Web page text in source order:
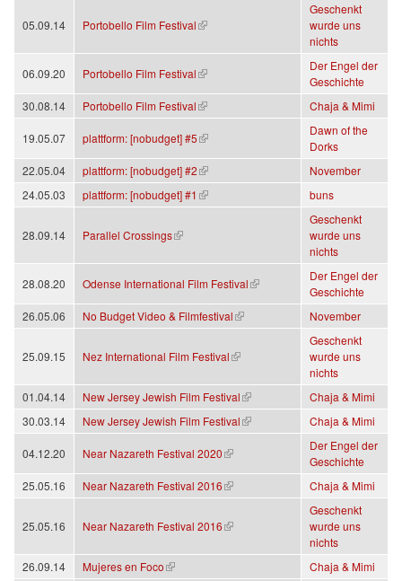
05.09.14 Portobello Film Festival
(Link ist extern)
Geschenkt
wurde uns
nichts
06.09.20 Portobello Film Festival
(Link ist extern)
Der Engel der
Geschichte
30.08.14
Portobello Film Festival
(Link ist extern) Chaja & Mimi
19.05.07 plattform: [nobudget] #5
(Link ist extern)
Dawn of the
Dorks
22.05.04
plattform: [nobudget] #2
(Link ist extern)
November
24.05.03
plattform: [nobudget] #1
(Link ist extern) buns
28.09.14 Parallel Crossings
(Link ist extern)
Geschenkt
wurde uns
nichts
28.08.20 Odense International Film Festival
(Link ist extern)
Der Engel der
Geschichte
26.05.06
No Budget Video & Filmfestival
(Link ist extern) November
25.09.15 Nez International Film Festival
(Link ist extern)
Geschenkt
wurde uns
nichts
01.04.14
New Jersey Jewish Film Festival
(Link ist extern)
Chaja & Mimi
30.03.14
New Jersey Jewish Film Festival
(Link ist extern) Chaja & Mimi
04.12.20 Near Nazareth Festival 2020
(Link ist extern)
Der Engel der
Geschichte
25.05.16
Near Nazareth Festival 2016
(Link ist extern) Chaja & Mimi
25.05.16 Near Nazareth Festival 2016
(Link ist extern)
Geschenkt
wurde uns
nichts
26.09.14
Mujeres en Foco
(Link ist extern) Chaja & Mimi